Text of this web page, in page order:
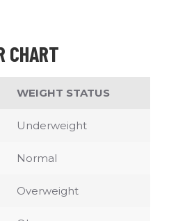
CHART
WEIGHT STATUS
Underweight
Normal
Overweight